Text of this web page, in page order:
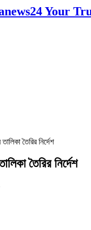
Your
তৈরির নির্দেশ
তৈরির নির্দেশ